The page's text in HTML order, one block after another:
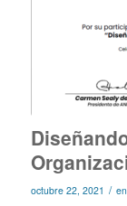
octubre 22, 2021 / en